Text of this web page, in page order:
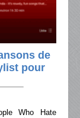
de
pour
Who Hate